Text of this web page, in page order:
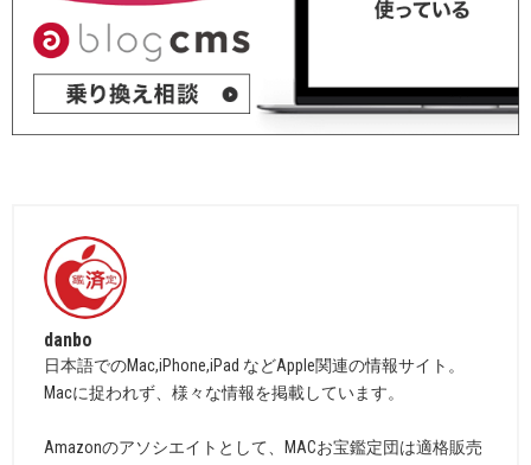
danbo
日本語でのMac,iPhone,iPad などApple関連の情報サイト。
Macに捉われず、様々な情報を掲載しています。
Amazonのアソシエイトとして、MACお宝鑑定団は適格販売